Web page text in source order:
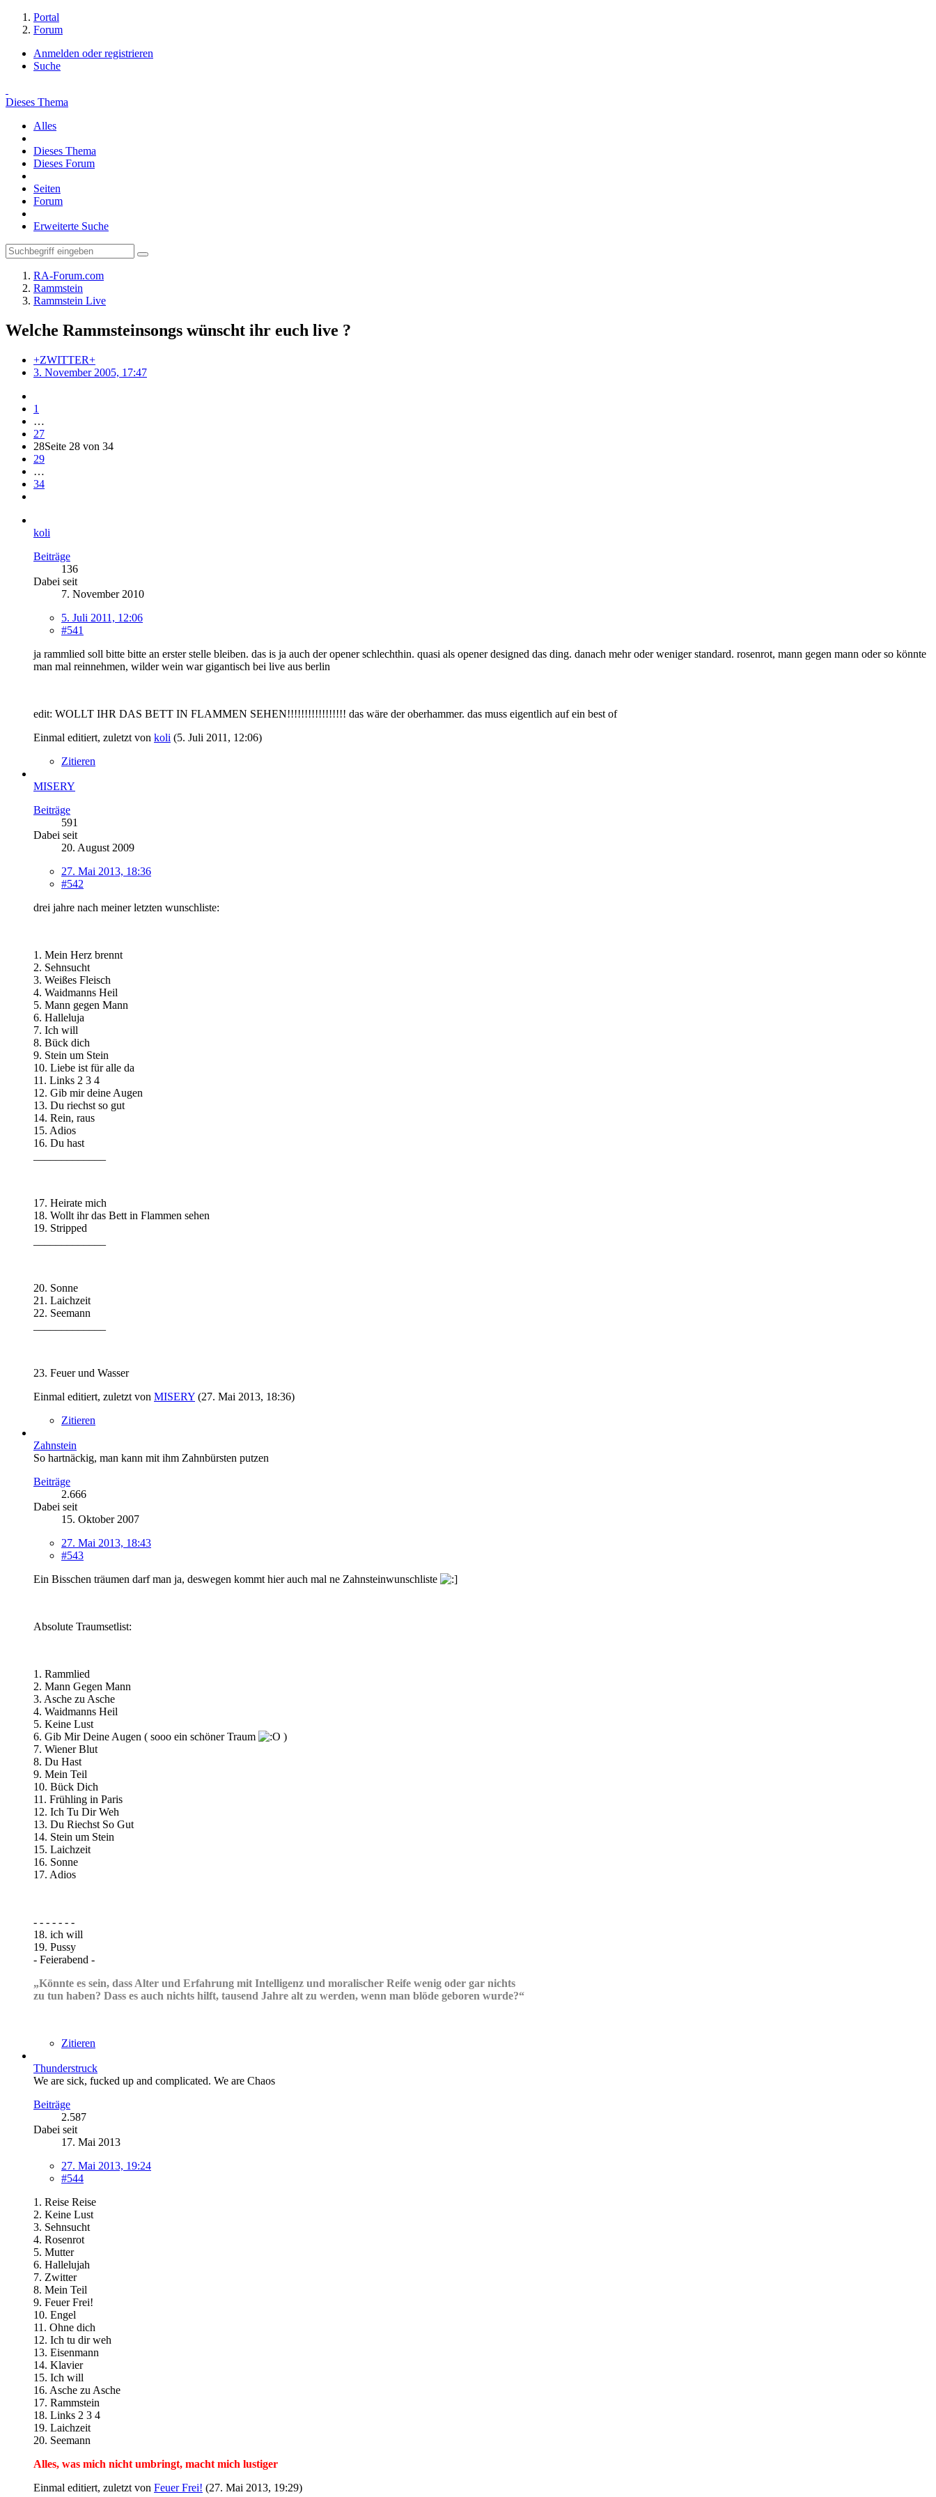
Portal
Forum
Anmelden oder registrieren
Suche
Dieses Thema
Alles
Dieses Thema
Dieses Forum
Seiten
Forum
Erweiterte Suche
RA-Forum.com
Rammstein
Rammstein Live
Welche Rammsteinsongs wünscht ihr euch live ?
+ZWITTER+
3. November 2005, 17:47
1
…
27
28Seite 28 von 34
29
…
34
koli
Beiträge
136
Dabei seit
7. November 2010
5. Juli 2011, 12:06
#541
ja rammlied soll bitte bitte an erster stelle bleiben. das is ja auch der opener schlechthin. quasi als opener designed das ding. danach mehr oder weniger standard. rosenrot, mann gegen mann oder so könnte
man mal reinnehmen, wilder wein war gigantisch bei live aus berlin
edit: WOLLT IHR DAS BETT IN FLAMMEN SEHEN!!!!!!!!!!!!!!!!! das wäre der oberhammer. das muss eigentlich auf ein best of
Einmal editiert, zuletzt von koli (5. Juli 2011, 12:06)
Zitieren
MISERY
Beiträge
591
Dabei seit
20. August 2009
27. Mai 2013, 18:36
#542
drei jahre nach meiner letzten wunschliste:
1. Mein Herz brennt
2. Sehnsucht
3. Weißes Fleisch
4. Waidmanns Heil
5. Mann gegen Mann
6. Halleluja
7. Ich will
8. Bück dich
9. Stein um Stein
10. Liebe ist für alle da
11. Links 2 3 4
12. Gib mir deine Augen
13. Du riechst so gut
14. Rein, raus
15. Adios
16. Du hast
17. Heirate mich
18. Wollt ihr das Bett in Flammen sehen
19. Stripped
20. Sonne
21. Laichzeit
22. Seemann
23. Feuer und Wasser
Einmal editiert, zuletzt von MISERY (27. Mai 2013, 18:36)
Zitieren
Zahnstein
So hartnäckig, man kann mit ihm Zahnbürsten putzen
Beiträge
2.666
Dabei seit
15. Oktober 2007
27. Mai 2013, 18:43
#543
Ein Bisschen träumen darf man ja, deswegen kommt hier auch mal ne Zahnsteinwunschliste
Absolute Traumsetlist:
1. Rammlied
2. Mann Gegen Mann
3. Asche zu Asche
4. Waidmanns Heil
5. Keine Lust
6. Gib Mir Deine Augen ( sooo ein schöner Traum
)
7. Wiener Blut
8. Du Hast
9. Mein Teil
10. Bück Dich
11. Frühling in Paris
12. Ich Tu Dir Weh
13. Du Riechst So Gut
14. Stein um Stein
15. Laichzeit
16. Sonne
17. Adios
- - - - - - -
18. ich will
19. Pussy
- Feierabend -
„Könnte es sein, dass Alter und Erfahrung mit Intelligenz und moralischer Reife wenig oder gar nichts
zu tun haben? Dass es auch nichts hilft, tausend Jahre alt zu werden, wenn man blöde geboren wurde?“
Zitieren
Thunderstruck
We are sick, fucked up and complicated. We are Chaos
Beiträge
2.587
Dabei seit
17. Mai 2013
27. Mai 2013, 19:24
#544
1. Reise Reise
2. Keine Lust
3. Sehnsucht
4. Rosenrot
5. Mutter
6. Hallelujah
7. Zwitter
8. Mein Teil
9. Feuer Frei!
10. Engel
11. Ohne dich
12. Ich tu dir weh
13. Eisenmann
14. Klavier
15. Ich will
16. Asche zu Asche
17. Rammstein
18. Links 2 3 4
19. Laichzeit
20. Seemann
Alles, was mich nicht umbringt, macht mich lustiger
Einmal editiert, zuletzt von Feuer Frei! (27. Mai 2013, 19:29)